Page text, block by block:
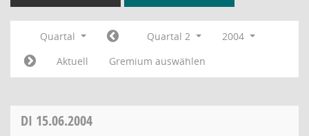
Quartal Quartal 2
2004
Aktuell
Gremium auswählen
DI 15.06.2004